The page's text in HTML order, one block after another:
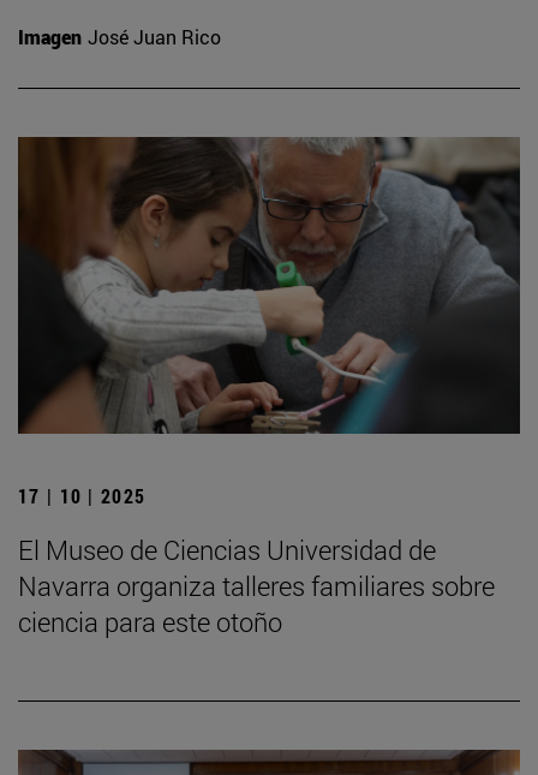
Imagen José Juan Rico
17 | 10 | 2025
El Museo de Ciencias Universidad de
Navarra organiza talleres familiares sobre
ciencia para este otoño